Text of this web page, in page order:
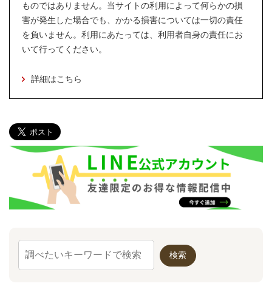
ものではありません。当サイトの利用によって何らかの損
害が発生した場合でも、かかる損害については一切の責任
を負いません。利用にあたっては、利用者自身の責任にお
いて行ってください。
詳細はこちら